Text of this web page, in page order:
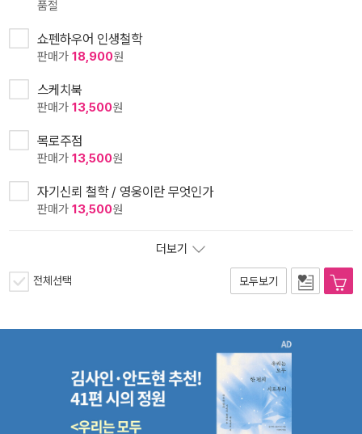
품절
쇼펜하우어 인생철학
판매가 18,900원
스케치북
판매가 13,500원
목로주점
판매가 13,500원
자기신뢰 철학 / 영웅이란 무엇인가
판매가 13,500원
더보기
전체선택 모두보기